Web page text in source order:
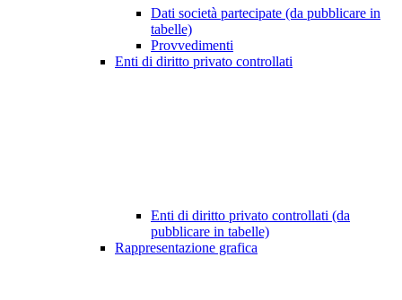
Dati società partecipate (da pubblicare in
tabelle)
Provvedimenti
Enti di diritto privato controllati
Enti di diritto privato controllati (da
pubblicare in tabelle)
Rappresentazione grafica